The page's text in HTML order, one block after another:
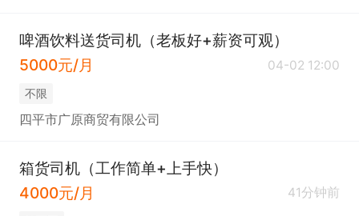
啤酒饮料送货司机（老板好+薪资可观）
5000元/月
04-02 12:00
不限
四平市广原商贸有限公司
箱货司机（工作简单+上手快）
4000元/月
41分钟前